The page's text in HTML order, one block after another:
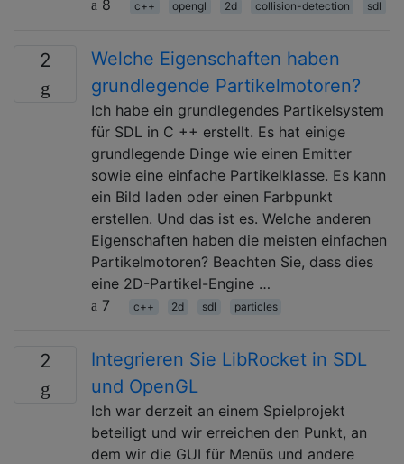
8
c++ opengl 2d collision-detection sdl
2
Welche Eigenschaften haben
grundlegende Partikelmotoren?
Ich habe ein grundlegendes Partikelsystem
für SDL in C ++ erstellt. Es hat einige
grundlegende Dinge wie einen Emitter
sowie eine einfache Partikelklasse. Es kann
ein Bild laden oder einen Farbpunkt
erstellen. Und das ist es. Welche anderen
Eigenschaften haben die meisten einfachen
Partikelmotoren? Beachten Sie, dass dies
eine 2D-Partikel-Engine …
7
c++ 2d sdl particles
2
Integrieren Sie LibRocket in SDL
und OpenGL
Ich war derzeit an einem Spielprojekt
beteiligt und wir erreichen den Punkt, an
dem wir die GUI für Menüs und andere